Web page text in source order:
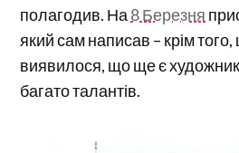
полагодив. На8 Березня
який сам написав – крім того,
виявилося, що ще є
багато талантів.